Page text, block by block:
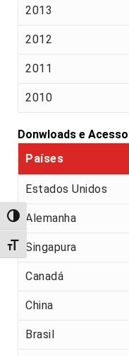
Alternar alto contraste
Alternar tamanho da fonte
2013
2012
2011
2010
Donwloads e
Países
Estados Unidos
Alemanha
Singapura
Canadá
China
Brasil